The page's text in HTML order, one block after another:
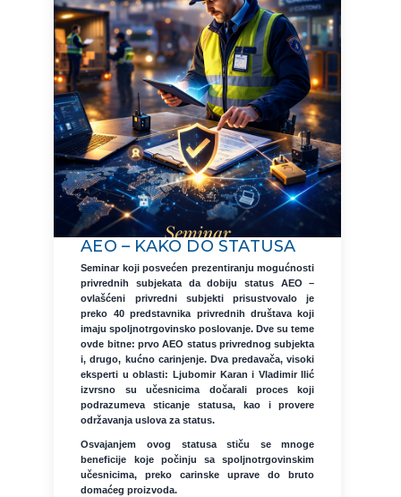
AEO – KAKO DO STATUSA
Seminar koji posvećen prezentiranju mogućnosti
privrednih subjekata da dobiju status AEO –
ovlašćeni privredni subjekti prisustvovalo je
preko 40 predstavnika privrednih društava koji
imaju spoljnotrgovinsko poslovanje. Dve su teme
ovde bitne: prvo AEO status privrednog subjekta
i, drugo, kućno carinjenje. Dva predavača, visoki
eksperti u oblasti: Ljubomir Karan i Vladimir Ilić
izvrsno su učesnicima dočarali proces koji
podrazumeva sticanje statusa, kao i provere
održavanja uslova za status.
Osvajanjem ovog statusa stiču se mnoge
beneficije koje počinju sa spoljnotrgovinskim
učesnicima, preko carinske uprave do bruto
domaćeg proizvoda.